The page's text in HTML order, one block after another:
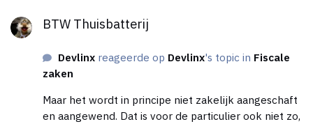
BTW Thuisbatterij
Devlinx reageerde op Devlinx's topic in Fiscale
zaken
Maar het wordt in principe niet zakelijk aangeschaft
en aangewend. Dat is voor de particulier ook niet zo,